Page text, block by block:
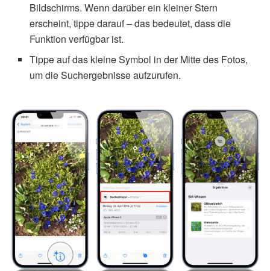
Bildschirms. Wenn darüber ein kleiner Stern
erscheint, tippe darauf – das bedeutet, dass die
Funktion verfügbar ist.
Tippe auf das kleine Symbol in der Mitte des Fotos,
um die Suchergebnisse aufzurufen.